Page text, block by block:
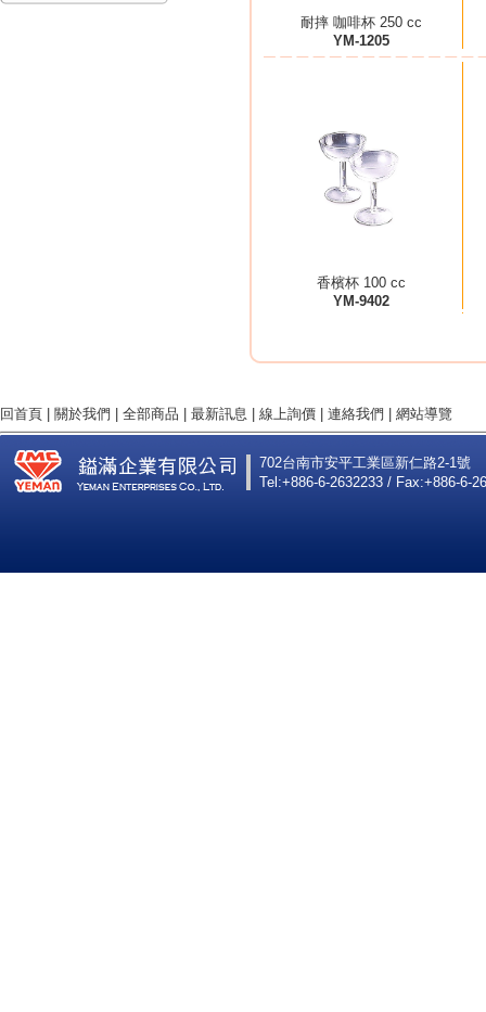
耐摔 咖啡杯 250 cc
YM-1205
香檳杯 100 cc
YM-9402
回首頁 關於我們 全部商品 最新訊息 線上詢價 連絡我們 網站導覽
702台南市安平工業區新仁路2-1號
Tel:+886-6-2632233 / Fax:+886-6-